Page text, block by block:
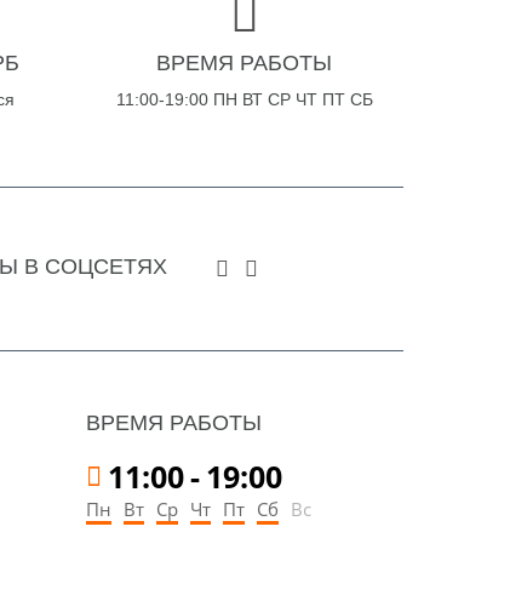
ВРЕМЯ РАБОТЫ
11:00-19:00 ПН ВТ СР ЧТ ПТ СБ
В СОЦСЕТЯХ
ВРЕМЯ РАБОТЫ
11:00-19:00
Пн Вт Ср Чт Пт Сб Вс